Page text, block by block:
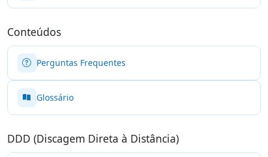
Conteúdos
Perguntas Frequentes
Glossário
DDD (Discagem Direta à Distância)